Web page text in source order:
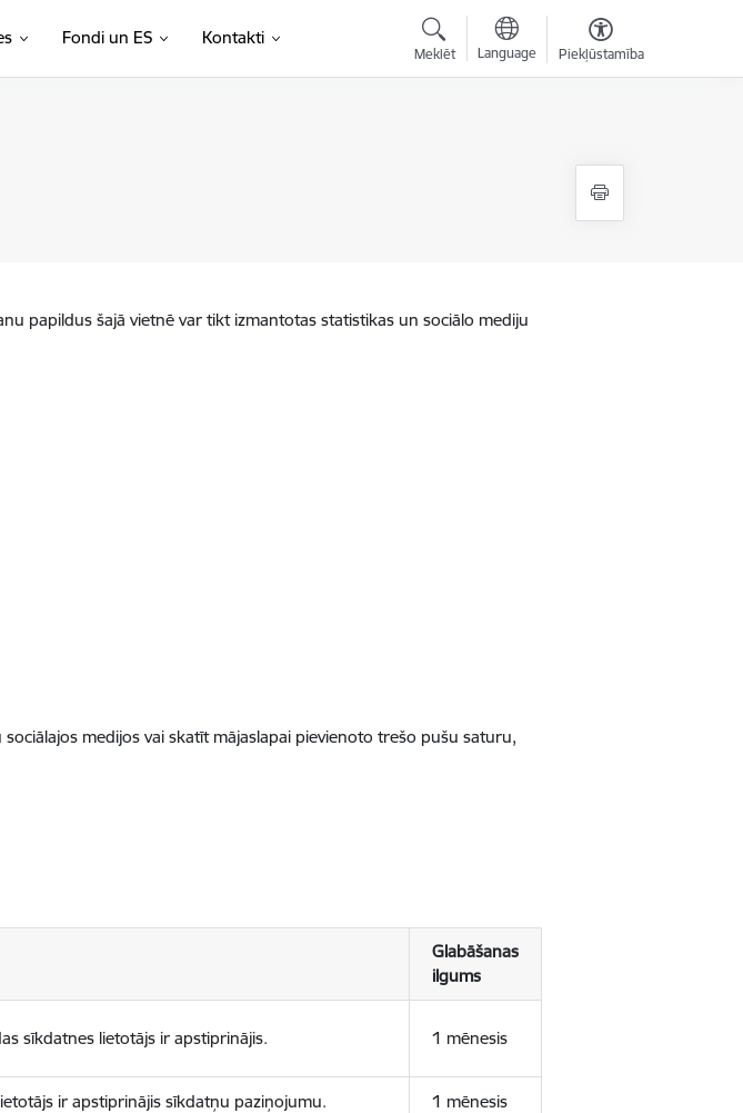
Fondi un ES Kontakti
Meklēt Language Piekļūstamība
papildus šajā vietnē var tikt izmantotas statistikas un sociālo mediju
medijos vai skatīt mājaslapai pievienoto trešo pušu saturu,
Glabāšanas
ilgums
sīkdatnes lietotājs ir apstiprinājis. 1 mēnesis
ir apstiprinājis sīkdatņu paziņojumu. 1 mēnesis